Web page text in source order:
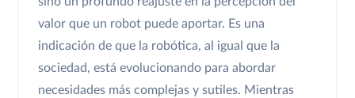
valor que un robot puede aportar. Es una
indicación de que la robótica, al igual que la
sociedad, está evolucionando para abordar
necesidades más complejas y sutiles. Mientras